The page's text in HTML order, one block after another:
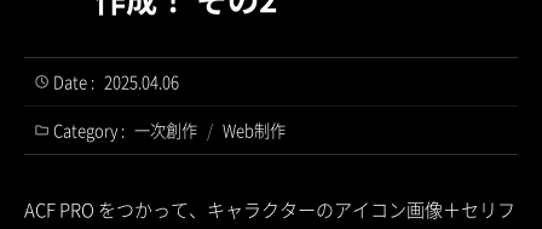
Date : 2025.04.06
Category : 一次創作 / Web制作
ACF PRO をつかって、キャラクターのアイコン画像＋セリフ